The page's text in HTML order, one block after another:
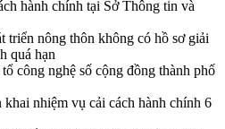
hành chính tại Sở Thông tin và
triển nông thôn không có hồ sơ giải
quá hạn
công nghệ số cộng đồng thành phố
nhiệm vụ cải cách hành chính 6